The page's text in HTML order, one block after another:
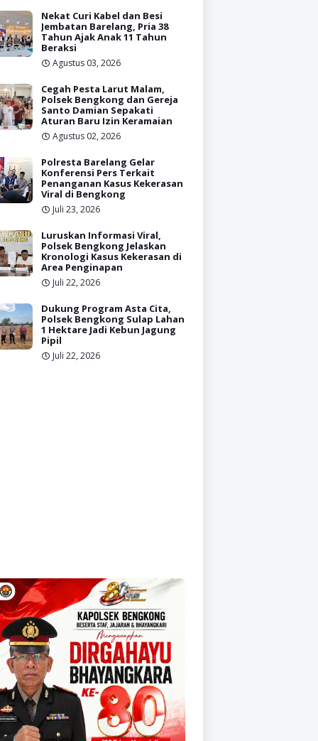
Nekat Curi Kabel dan Besi
Jembatan Barelang, Pria 38
Tahun Ajak Anak 11 Tahun
Beraksi
Agustus 03, 2026
Cegah Pesta Larut Malam,
Polsek Bengkong dan Gereja
Santo Damian Sepakati
Aturan Baru Izin Keramaian
Agustus 02, 2026
Polresta Barelang Gelar
Konferensi Pers Terkait
Penanganan Kasus Kekerasan
Viral di Bengkong
Juli 23, 2026
Luruskan Informasi Viral,
Polsek Bengkong Jelaskan
Kronologi Kasus Kekerasan di
Area Penginapan
Juli 22, 2026
Dukung Program Asta Cita,
Polsek Bengkong Sulap Lahan
1 Hektare Jadi Kebun Jagung
Pipil
Juli 22, 2026